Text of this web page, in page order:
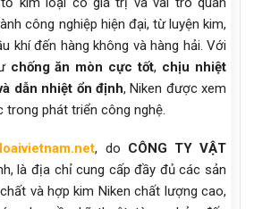
công nghiệp hiện đại, từ luyện kim,
khí đến hàng không và hàng hải. Với
chống ăn mòn cực tốt, chịu nhiệt
dẫn nhiệt ổn định, Niken được xem
trong phát triển công nghệ.
, do CÔNG TY VẬT
là địa chỉ cung cấp đầy đủ các sản
và hợp kim Niken chất lượng cao,